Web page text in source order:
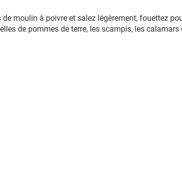
moulin à poivre et salez légèrement, fouettez
de pommes de terre, les scampis, les calamars